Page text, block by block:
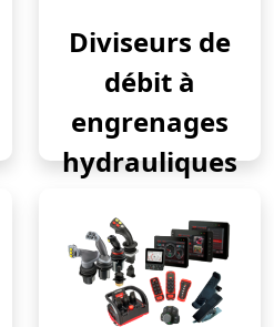
Diviseurs de
débit à
engrenages
hydrauliques